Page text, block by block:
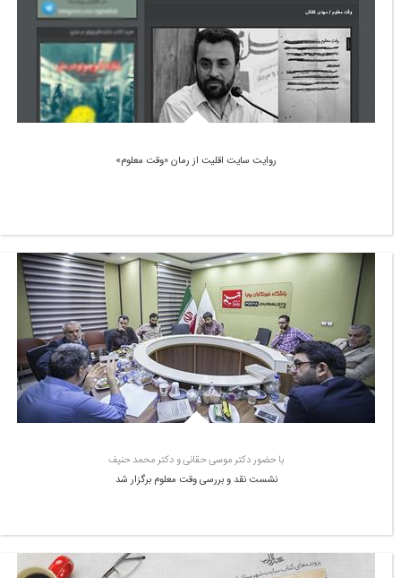
روایت سایت اقلیت از رمان «وقت معلوم»
با حضور دکتر موسی حقانی و دکتر محمد حنیف
نشست نقد و بررسی وقت معلوم برگزار شد